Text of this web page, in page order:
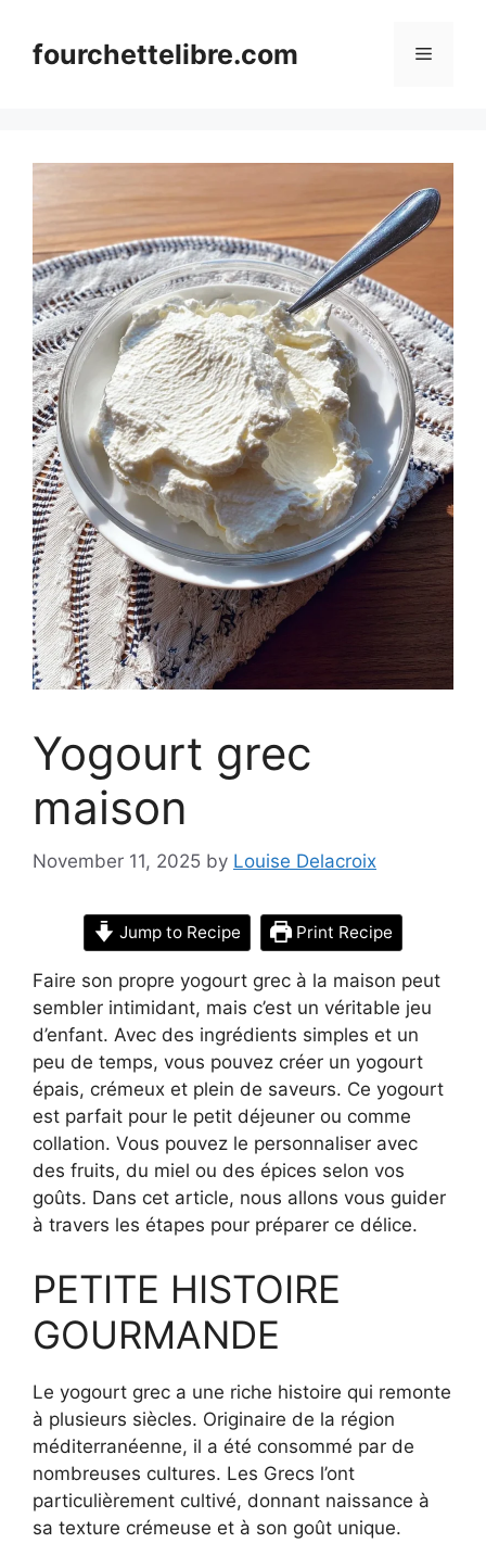
contentfourchettelibre.com Menu
Yogourt grec
maison
November 11, 2025 by Louise Delacroix
Jump to Recipe Print Recipe
Faire son propre yogourt grec à la maison peut
sembler intimidant, mais c’est un véritable jeu
d’enfant. Avec des ingrédients simples et un
peu de temps, vous pouvez créer un yogourt
épais, crémeux et plein de saveurs. Ce yogourt
est parfait pour le petit déjeuner ou comme
collation. Vous pouvez le personnaliser avec
des fruits, du miel ou des épices selon vos
goûts. Dans cet article, nous allons vous guider
à travers les étapes pour préparer ce délice.
PETITE HISTOIRE
GOURMANDE
Le yogourt grec a une riche histoire qui remonte
à plusieurs siècles. Originaire de la région
méditerranéenne, il a été consommé par de
nombreuses cultures. Les Grecs l’ont
particulièrement cultivé, donnant naissance à
sa texture crémeuse et à son goût unique.